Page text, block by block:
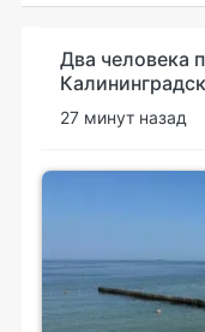
Два человека
27 минут назад